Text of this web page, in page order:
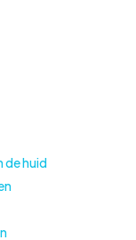
de huid